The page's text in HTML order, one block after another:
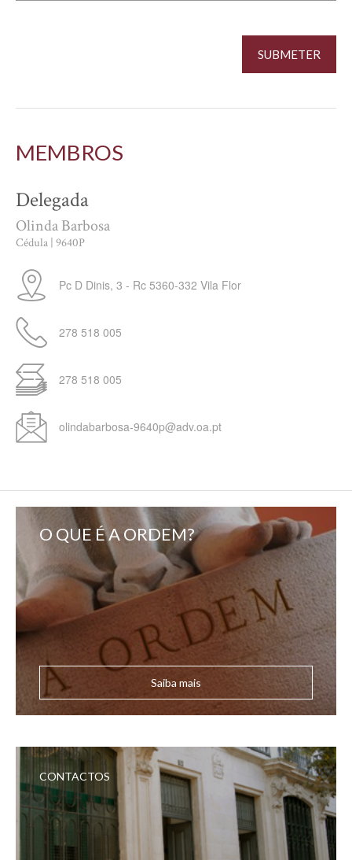
MEMBROS
Delegada
Olinda Barbosa
Cédula | 9640P
Pc D Dinis, 3 - Rc 5360-332 Vila Flor
278 518 005
278 518 005
olindabarbosa-9640p@adv.oa.pt
O QUE É A ORDEM?
Saiba mais
CONTACTOS